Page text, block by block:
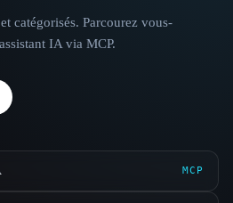
catégorisés. Parcourez vous-
IA via MCP.
MCP